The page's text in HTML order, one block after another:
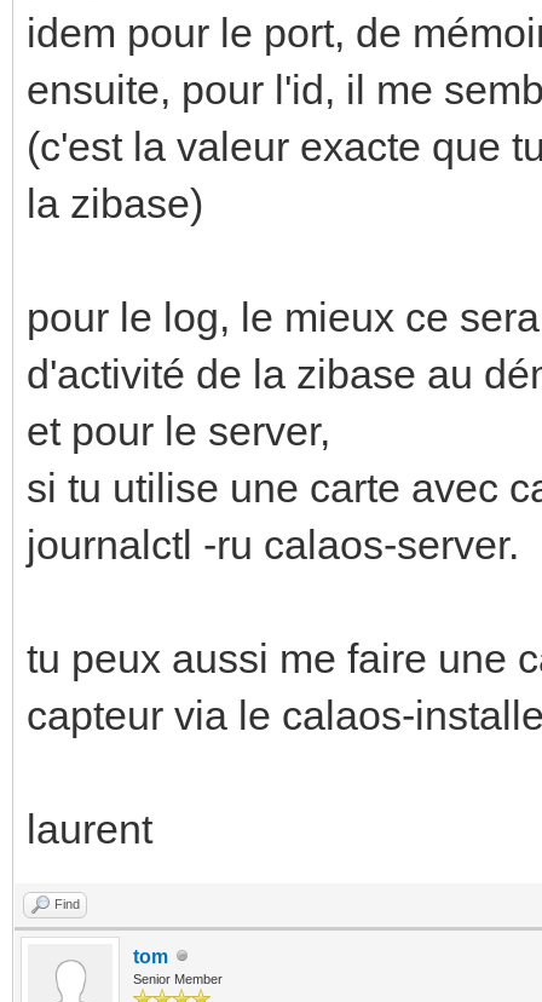
idem pour le port, de
ensuite, pour l'id, il me
(c'est la valeur exacte que
la zibase)
pour le log, le mieux ce
d'activité de la zibase au
et pour le server,
si tu utilise une carte avec
journalctl -ru calaos-server.
tu peux aussi me faire une
capteur via le calaos-
laurent
Find
tom
Senior Member